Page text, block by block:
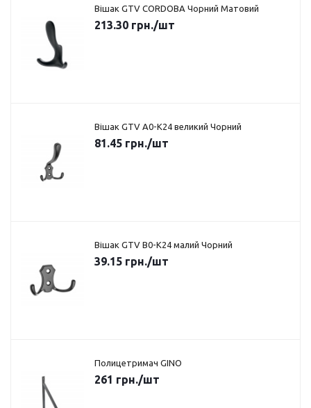
Вішак GTV CORDOBA Чорний Матовий
213.30 грн./шт
Вішак GTV A0-K24 великий Чорний
81.45 грн./шт
Вішак GTV B0-K24 малий Чорний
39.15 грн./шт
Полицетримач GINO
261 грн./шт